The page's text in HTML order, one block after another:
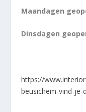
Maandagen
Dinsdagen
https://
beusichem-vind-